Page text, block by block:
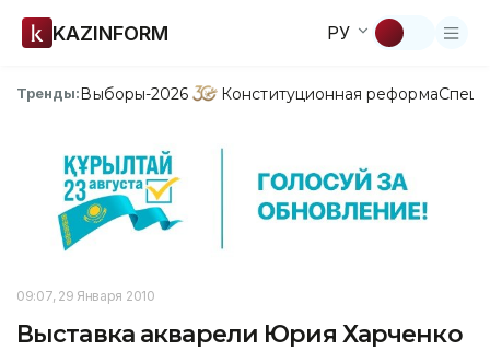
KAZINFORM РУ
Тренды:Выборы-2026 Конституционная реформа
09:07, 29 Января 2010
Выставка акварели Юрия Харченко